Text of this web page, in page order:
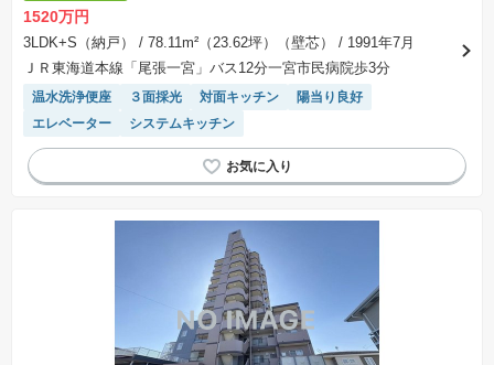
1520万円
3LDK+S（納戸） / 78.11m²（23.62坪）（壁芯）
/ 1991年7月
ＪＲ東海道本線「尾張一宮」バス12分一宮市民病院歩3分
温水洗浄便座 ３面採光 対面キッチン
陽当り良好
エレベーター
システムキッチン